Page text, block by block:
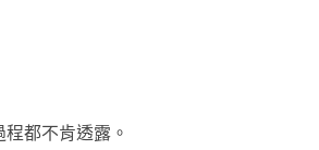
都不肯透露。